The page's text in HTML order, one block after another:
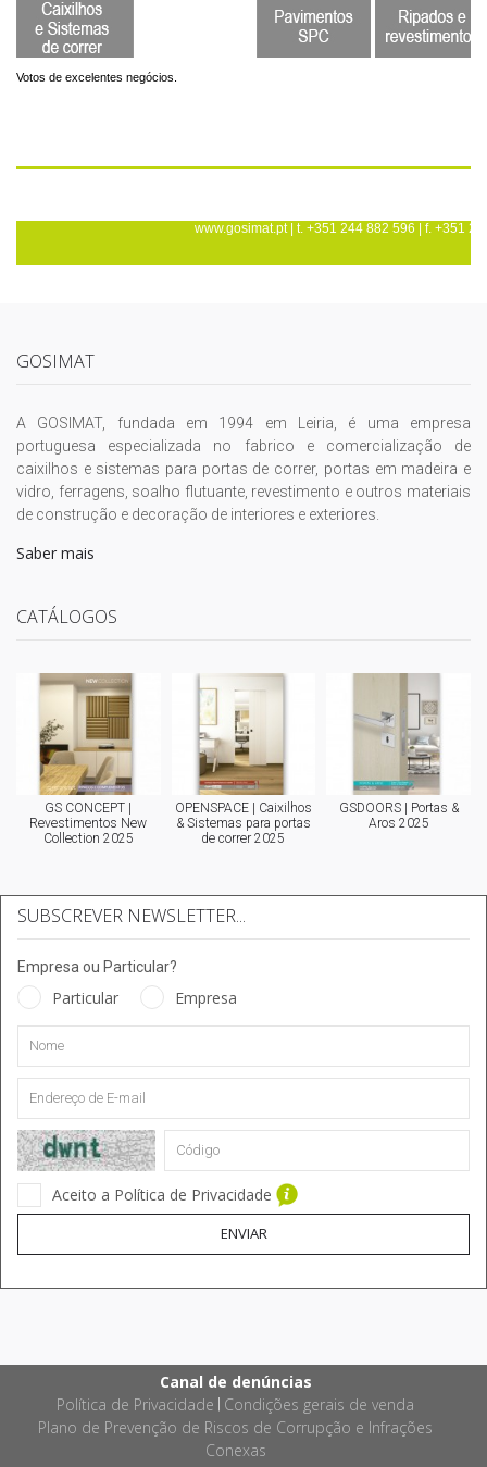
GOSIMAT
A GOSIMAT, fundada em 1994 em Leiria, é uma empresa
portuguesa especializada no fabrico e comercialização de
caixilhos e sistemas para portas de correr, portas em madeira e
vidro, ferragens, soalho flutuante, revestimento e outros materiais
de construção e decoração de interiores e exteriores.
Saber mais
CATÁLOGOS
GS CONCEPT |
Revestimentos New
Collection 2025
OPENSPACE | Caixilhos
& Sistemas para portas
de correr 2025
GSDOORS | Portas &
Aros 2025
SUBSCREVER NEWSLETTER...
Empresa ou Particular?
Particular Empresa
Aceito a Política de Privacidade
ENVIAR
Canal de denúncias
Política de Privacidade Condições gerais de venda
Plano de Prevenção de Riscos de Corrupção e Infrações
Conexas